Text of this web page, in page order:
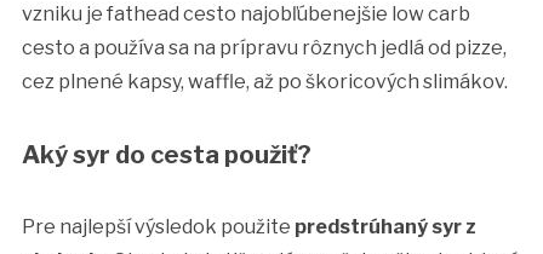
vzniku je fathead cesto najobľúbenejšie low carb
cesto a používa sa na prípravu rôznych jedlá od pizze,
cez plnené kapsy, waffle, až po škoricových slimákov.
Aký syr do cesta použiť?
Pre najlepší výsledok použite predstrúhaný syr z